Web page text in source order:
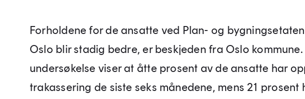
Forholdene for de ansatte ved Plan- og bygningsetaten
Oslo blir stadig bedre, er beskjeden fra Oslo kommune.
undersøkelse viser at åtte prosent av de ansatte har
trakassering de siste seks månedene, mens 21 prosent